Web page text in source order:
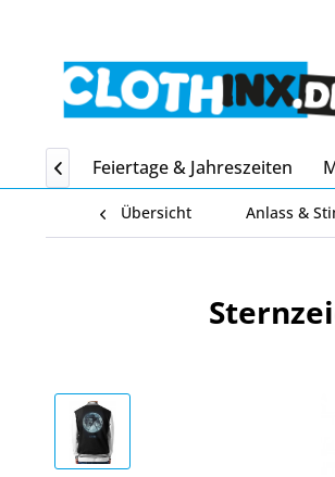
Home Feiertage & Jahreszeiten

Übersicht Anlass &